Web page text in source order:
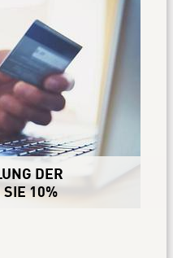
DER
SIE 10%